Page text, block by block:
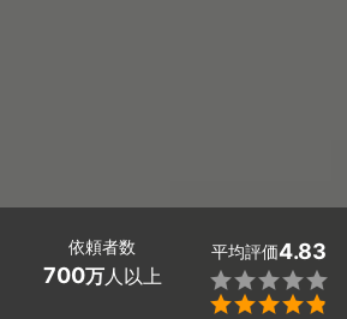
依頼者数
700万人以上
平均評価4.83

